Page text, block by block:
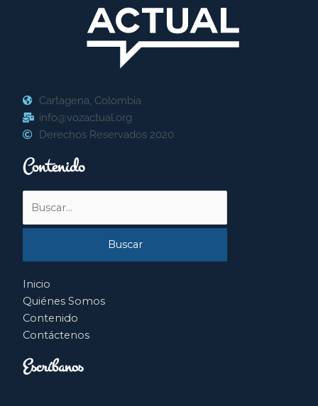
Cartagena, Colombia
info@vozactual.org
Derechos Reservados 2020
Contenido
por:
Inicio
Quiénes Somos
Contenido
Contáctenos
Escríbanos